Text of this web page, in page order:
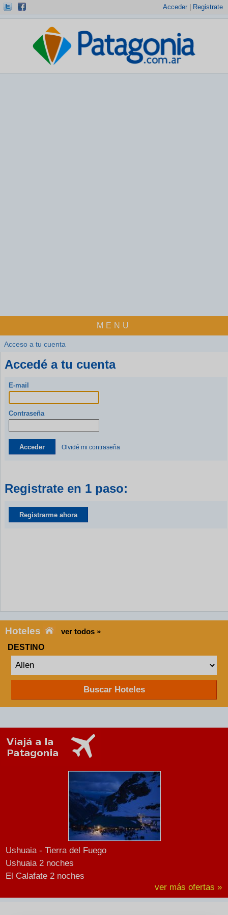
Acceder Registrate
MENU
Acceso a tu cuenta
Accedé a tu cuenta
E-mail
Contraseña
Acceder Olvidé mi contraseña
Registrate en 1 paso:
Registrarme ahora
Hoteles
ver todos »
DESTINO
Buscar Hoteles
Ushuaia - Tierra del Fuego
Ushuaia 2 noches
El Calafate 2 noches
ver más ofertas »